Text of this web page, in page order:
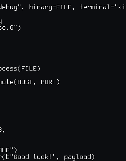
binary=FILE,
PORT)
luck!", payload)